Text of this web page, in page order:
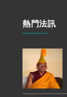
熱門法訊